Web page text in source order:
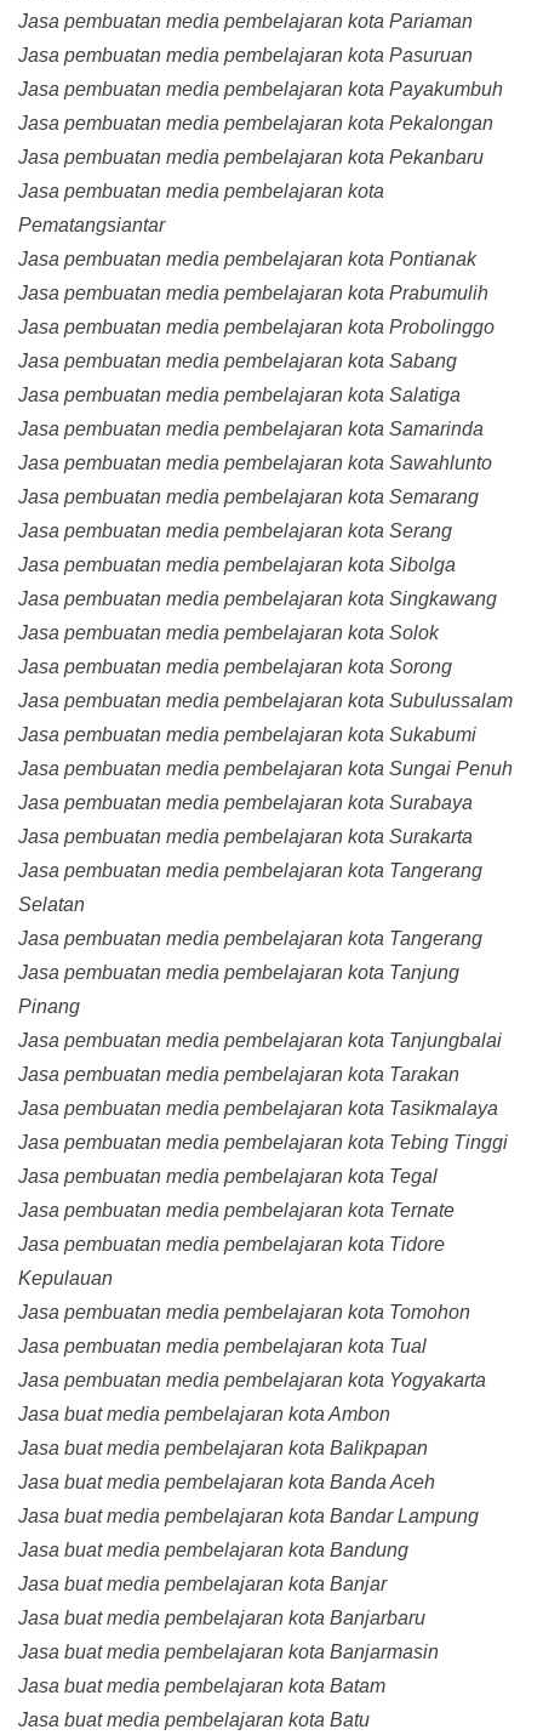
Jasa pembuatan media pembelajaran kota Pariaman
Jasa pembuatan media pembelajaran kota Pasuruan
Jasa pembuatan media pembelajaran kota Payakumbuh
Jasa pembuatan media pembelajaran kota Pekalongan
Jasa pembuatan media pembelajaran kota Pekanbaru
Jasa pembuatan media pembelajaran kota
Pematangsiantar
Jasa pembuatan media pembelajaran kota Pontianak
Jasa pembuatan media pembelajaran kota Prabumulih
Jasa pembuatan media pembelajaran kota Probolinggo
Jasa pembuatan media pembelajaran kota Sabang
Jasa pembuatan media pembelajaran kota Salatiga
Jasa pembuatan media pembelajaran kota Samarinda
Jasa pembuatan media pembelajaran kota Sawahlunto
Jasa pembuatan media pembelajaran kota Semarang
Jasa pembuatan media pembelajaran kota Serang
Jasa pembuatan media pembelajaran kota Sibolga
Jasa pembuatan media pembelajaran kota Singkawang
Jasa pembuatan media pembelajaran kota Solok
Jasa pembuatan media pembelajaran kota Sorong
Jasa pembuatan media pembelajaran kota Subulussalam
Jasa pembuatan media pembelajaran kota Sukabumi
Jasa pembuatan media pembelajaran kota Sungai Penuh
Jasa pembuatan media pembelajaran kota Surabaya
Jasa pembuatan media pembelajaran kota Surakarta
Jasa pembuatan media pembelajaran kota Tangerang
Selatan
Jasa pembuatan media pembelajaran kota Tangerang
Jasa pembuatan media pembelajaran kota Tanjung
Pinang
Jasa pembuatan media pembelajaran kota Tanjungbalai
Jasa pembuatan media pembelajaran kota Tarakan
Jasa pembuatan media pembelajaran kota Tasikmalaya
Jasa pembuatan media pembelajaran kota Tebing Tinggi
Jasa pembuatan media pembelajaran kota Tegal
Jasa pembuatan media pembelajaran kota Ternate
Jasa pembuatan media pembelajaran kota Tidore
Kepulauan
Jasa pembuatan media pembelajaran kota Tomohon
Jasa pembuatan media pembelajaran kota Tual
Jasa pembuatan media pembelajaran kota Yogyakarta
Jasa buat media pembelajaran kota Ambon
Jasa buat media pembelajaran kota Balikpapan
Jasa buat media pembelajaran kota Banda Aceh
Jasa buat media pembelajaran kota Bandar Lampung
Jasa buat media pembelajaran kota Bandung
Jasa buat media pembelajaran kota Banjar
Jasa buat media pembelajaran kota Banjarbaru
Jasa buat media pembelajaran kota Banjarmasin
Jasa buat media pembelajaran kota Batam
Jasa buat media pembelajaran kota Batu